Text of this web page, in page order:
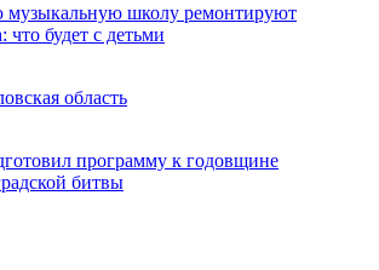
музыкальную школу ремонтируют
что будет с детьми
область
программу к годовщине
битвы